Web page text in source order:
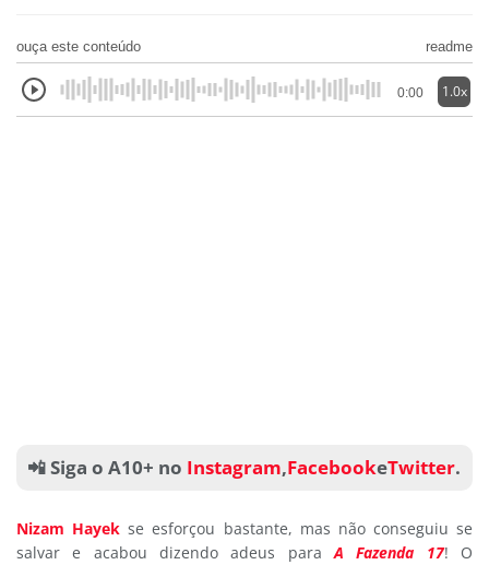
ouça este conteúdo readme
0:00 1.0x
📲 Siga o A10+ no Instagram,FacebookeTwitter.
Nizam Hayek se esforçou bastante, mas não conseguiu se
salvar e acabou dizendo adeus paraA Fazenda 17! O